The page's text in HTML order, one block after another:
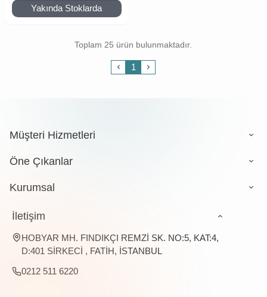
Yakında Stoklarda
Toplam 25 ürün bulunmaktadır.
1
Müşteri Hizmetleri
Öne Çıkanlar
Kurumsal
İletişim
HOBYAR MH. FINDIKÇI REMZİ SK. NO:5, KAT:4,
D:401 SİRKECİ , FATİH, İSTANBUL
0212 511 6220